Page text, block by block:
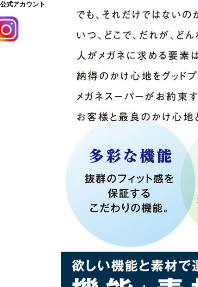
式アカウント